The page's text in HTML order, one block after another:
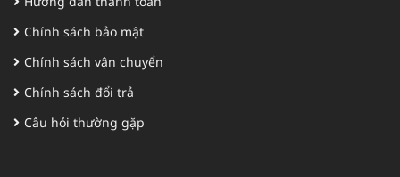
Chính sách bảo mật
Chính sách vận chuyển
Chính sách đổi trả
Câu hỏi thường gặp